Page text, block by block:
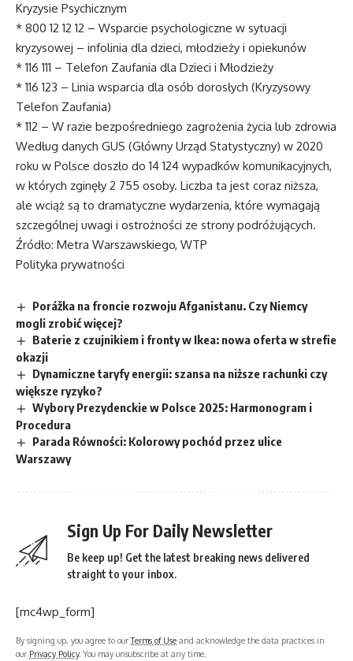
Kryzysie Psychicznym
* 800 12 12 12 – Wsparcie psychologiczne w sytuacji
kryzysowej – infolinia dla dzieci, młodzieży i opiekunów
* 116 111 – Telefon Zaufania dla Dzieci i Młodzieży
* 116 123 – Linia wsparcia dla osób dorosłych (Kryzysowy
Telefon Zaufania)
* 112 – W razie bezpośredniego zagrożenia życia lub zdrowia
Według danych GUS (Główny Urząd Statystyczny) w 2020
roku w Polsce doszło do 14 124 wypadków komunikacyjnych,
w których zginęły 2 755 osoby. Liczba ta jest coraz niższa,
ale wciąż są to dramatyczne wydarzenia, które wymagają
szczególnej uwagi i ostrożności ze strony podróżujących.
Źródło: Metra Warszawskiego, WTP
Polityka prywatności
Porážka na froncie rozwoju Afganistanu. Czy Niemcy
mogli zrobić więcej?
Baterie z czujnikiem i fronty w Ikea: nowa oferta w strefie
okazji
Dynamiczne taryfy energii: szansa na niższe rachunki czy
większe ryzyko?
Wybory Prezydenckie w Polsce 2025: Harmonogram i
Procedura
Parada Równości: Kolorowy pochód przez ulice
Warszawy
Sign Up For Daily Newsletter
Be keep up! Get the latest breaking news delivered
straight to your inbox.
[mc4wp_form]
By signing up, you agree to ourTerms of Use and acknowledge the data practices in
our Privacy Policy. You may unsubscribe at any time.